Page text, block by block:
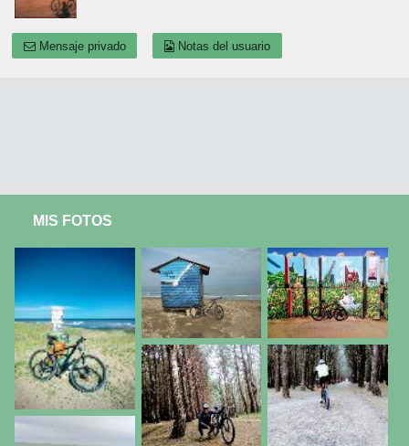
Mensaje privado Notas del usuario
MIS FOTOS